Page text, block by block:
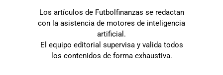
Los artículos de Futbolfinanzas se redactan
con la asistencia de motores de inteligencia
artificial.
El equipo editorial supervisa y valida todos
los contenidos de forma exhaustiva.